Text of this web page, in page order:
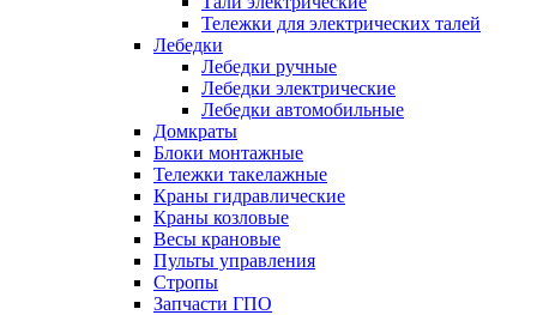
Тележки для электрических талей
Лебедки
Лебедки ручные
Лебедки электрические
Лебедки автомобильные
Домкраты
Блоки монтажные
Тележки такелажные
Краны гидравлические
Краны козловые
Весы крановые
Пульты управления
Стропы
Запчасти ГПО